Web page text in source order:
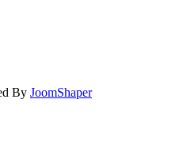
By JoomShaper